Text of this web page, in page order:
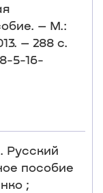
– М.:
– 288 с.
5-16-
Русский
пособие
;